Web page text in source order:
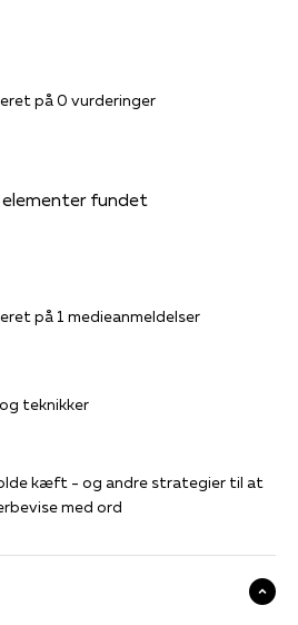
på 0 vurderinger
elementer fundet
på 1 medieanmeldelser
teknikker
kæft - og andre strategier til at
med ord